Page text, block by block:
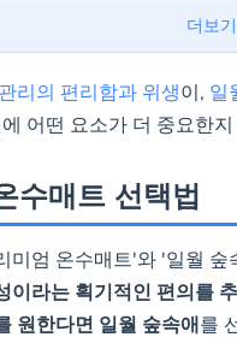
시 세탁망 사용
더보기
리의 편리함과 위생이, 일
어떤 요소가 더 중요한
수매트 선택법
미엄 온수매트'와 '일월
이라는 획기적인 편의를
원한다면 일월 숲속애를